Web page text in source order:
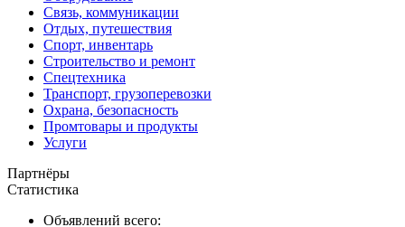
Связь, коммуникации
Отдых, путешествия
Спорт, инвентарь
Строительство и ремонт
Спецтехника
Транспорт, грузоперевозки
Охрана, безопасность
Промтовары и продукты
Услуги
Партнёры
Статистика
Объявлений всего: